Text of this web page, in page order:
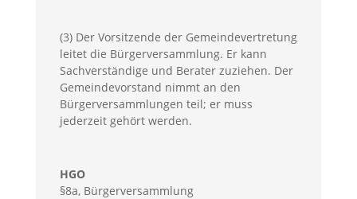
(3) Der Vorsitzende der Gemeindevertretung
leitet die Bürgerversammlung. Er kann
Sachverständige und Berater zuziehen. Der
Gemeindevorstand nimmt an den
Bürgerversammlungen teil; er muss
jederzeit gehört werden.
HGO
§8a, Bürgerversammlung